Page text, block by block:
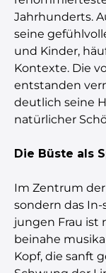
Jahrhunderts.
seine
und Kinder,
Kontexte. Die
entstanden
deutlich seine
natürlicher
Die Büste als
Im Zentrum
sondern das
jungen Frau ist
beinahe
Kopf, die sanft